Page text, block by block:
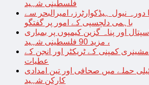
فلسطینی شہید
نیول ہیڈکوارٹرز، امیرالبحر سے
باہمی دلچسپی کے امور پر گفتگو
اور پناہ گزین کیمپوں پر بمباری
، مزید 90 فلسطینی شہید
کمپنی کے ٹریکٹر اور انجن کے
عطیات
حملے میں صحافی اور تین امدادی
کارکن شہید